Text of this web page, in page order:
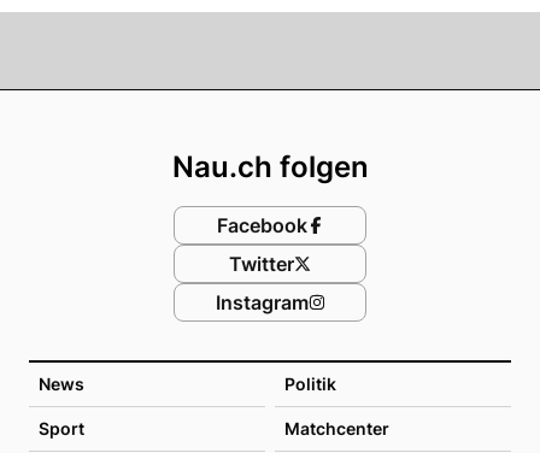
News Politik
Sport Matchcenter
Nau.ch folgen
Facebook
Twitter
Instagram